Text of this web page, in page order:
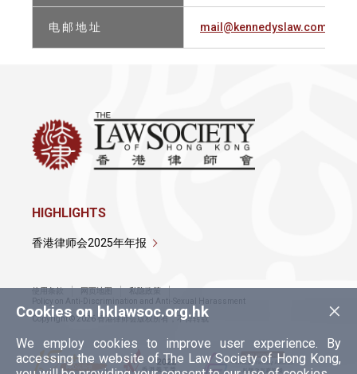
电 邮 地 址 mail@kennedyslaw.com
×
Cookies on hklawsoc.org.hk
We employ cookies to improve user experience. By
accessing the website of The Law Society of Hong Kong,
HIGHLIGHTS
香港律师会2025年年报
使用条款 网页地图
私隐政策
Policy on Anti-Discrimination and Anti-Sexual Harassment
Copyright © 2026 香港律师会版权所有，不得转载